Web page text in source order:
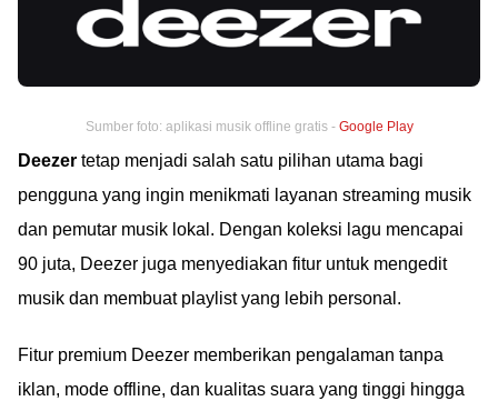
Sumber foto: aplikasi musik offline gratis - Google Play
Deezer tetap menjadi salah satu pilihan utama bagi
pengguna yang ingin menikmati layanan streaming musik
dan pemutar musik lokal. Dengan koleksi lagu mencapai
90 juta, Deezer juga menyediakan fitur untuk mengedit
musik dan membuat playlist yang lebih personal.
Fitur premium Deezer memberikan pengalaman tanpa
iklan, mode offline, dan kualitas suara yang tinggi hingga